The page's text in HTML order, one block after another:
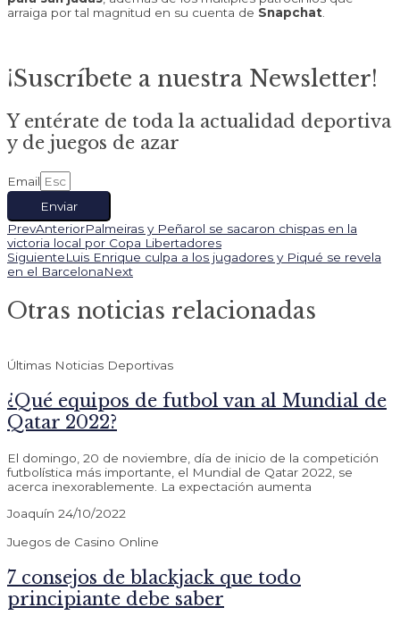
arraiga por tal magnitud en su cuenta de Snapchat.
¡Suscríbete a nuestra Newsletter!
Y entérate de toda la actualidad deportiva
y de juegos de azar
Email
Enviar
PrevAnteriorPalmeiras y Peñarol se sacaron chispas en la
victoria local por Copa Libertadores
SiguienteLuis Enrique culpa a los jugadores y Piqué se revela
en el BarcelonaNext
Otras noticias relacionadas
Últimas Noticias Deportivas
¿Qué equipos de futbol van al Mundial de
Qatar 2022?
El domingo, 20 de noviembre, día de inicio de la competición
futbolística más importante, el Mundial de Qatar 2022, se
acerca inexorablemente. La expectación aumenta
Joaquín 24/10/2022
Juegos de Casino Online
7 consejos de blackjack que todo
principiante debe saber